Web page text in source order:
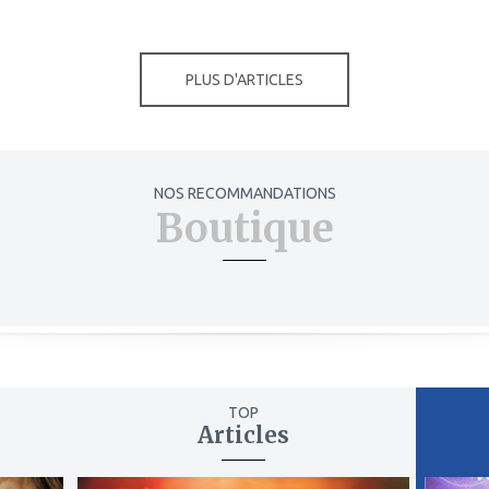
PLUS D'ARTICLES
NOS RECOMMANDATIONS
Boutique
TOP
Articles